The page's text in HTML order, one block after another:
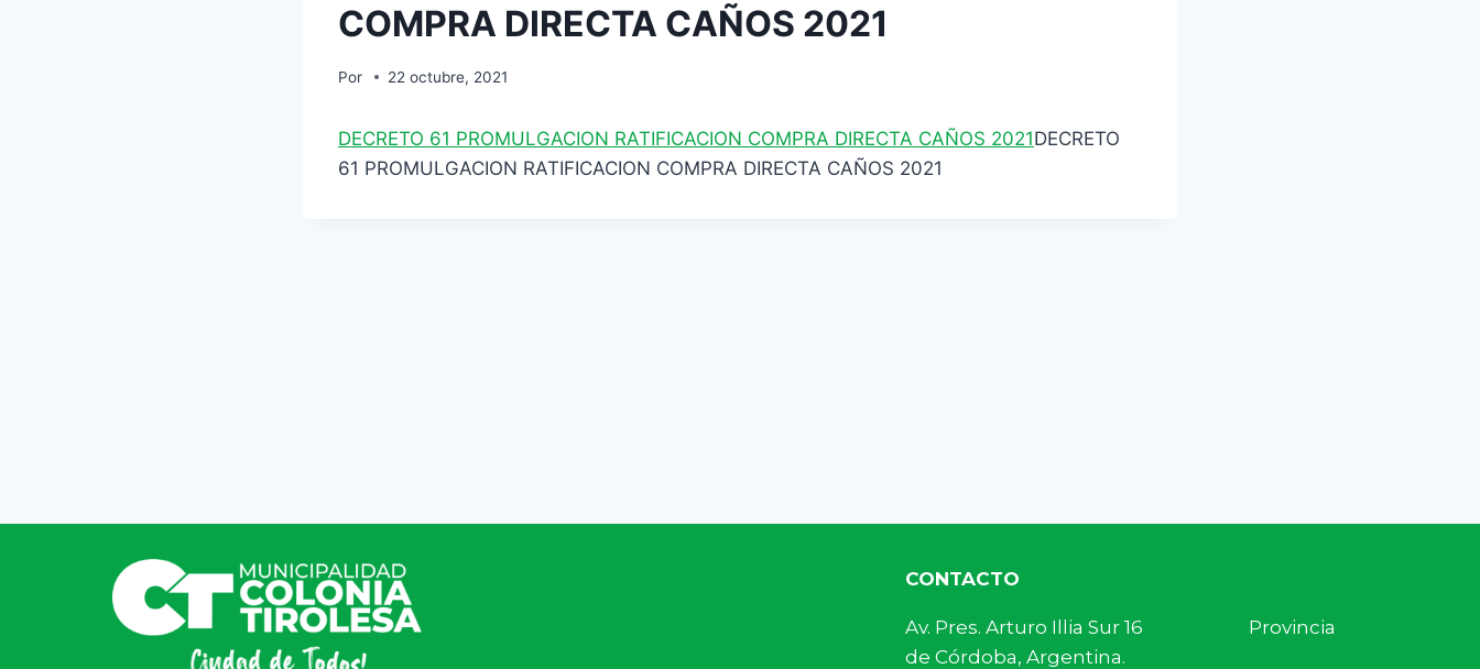
COMPRA DIRECTA CAÑOS 2021
Por 22 octubre, 2021
DECRETO 61 PROMULGACION RATIFICACION COMPRA DIRECTA CAÑOS 2021DECRETO
61 PROMULGACION RATIFICACION COMPRA DIRECTA CAÑOS 2021
CONTACTO
Av. Pres. Arturo Illia Sur 16 Provincia
de Córdoba, Argentina.